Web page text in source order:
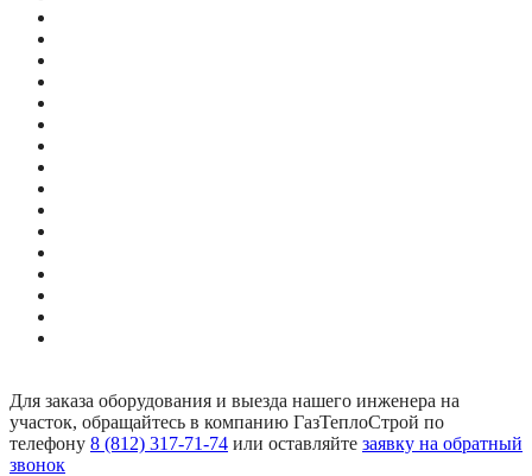
Для заказа оборудования и выезда нашего инженера на
участок, обращайтесь в компанию ГазТеплоСтрой по
телефону 8 (812) 317-71-74 или оставляйте заявку на обратный
звонок